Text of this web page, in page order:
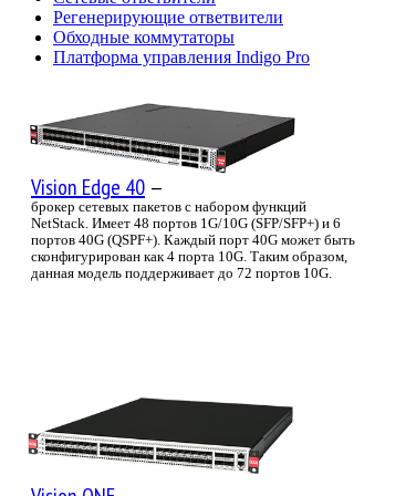
Регенерирующие ответвители
Обходные коммутаторы
Платформа управления Indigo Pro
Vision Edge 40 —
брокер сетевых пакетов с набором функций
NetStack. Имеет 48 портов 1G/10G (SFP/SFP+) и 6
портов 40G (QSPF+). Каждый порт 40G может быть
сконфигурирован как 4 порта 10G. Таким образом,
данная модель поддерживает до 72 портов 10G.